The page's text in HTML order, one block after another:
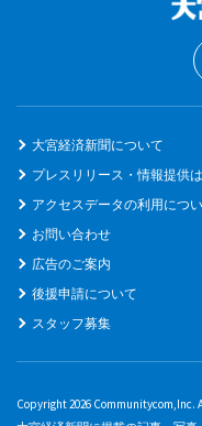
大宮経済新聞について
プレスリリース・情報提供
アクセスデータの利用につ
お問い合わせ
広告のご案内
後援申請について
スタッフ募集
Copyright 2026 Communitycom,Inc.